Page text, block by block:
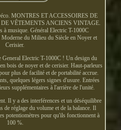
MONTRES ET ACCESSOIRES DE
VÊTEMENTS ANCIENS VINTAGE.
musique. Général Electric T-1000C
du Milieu du Siècle en Noyer et
Cerisier.
General Electric T-1000C ! Un design du
bois de noyer et de cerisier. Haut-parleurs
plus de facilité et de portabilité accrue.
quelques légers signes d'usure. Entrées
supplémentaires à l'arrière de l'unité.
Il y a des interférences et un déséquilibre
de réglage du volume et de la balance. Il
potentiomètres pour qu'ils fonctionnent à
100 %.